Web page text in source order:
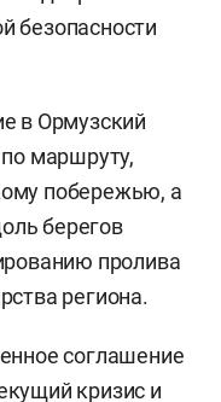
безопасности
в Ормузский
маршруту,
побережью, а
берегов
пролива
региона.
соглашение
кризис и